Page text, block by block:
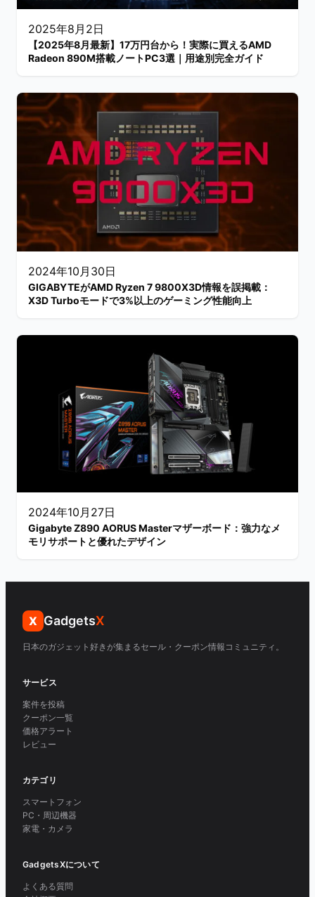
2025年8月2日
【2025年8月最新】17万円台から！実際に買えるAMD
Radeon 890M搭載ノートPC3選｜用途別完全ガイド
2024年10月30日
GIGABYTEがAMD Ryzen 7 9800X3D情報を誤掲載：
X3D Turboモードで3%以上のゲーミング性能向上
2024年10月27日
Gigabyte Z890 AORUS Masterマザーボード：強力なメ
モリサポートと優れたデザイン
X GadgetsX
日本のガジェット好きが集まるセール・クーポン情報コミュニティ。
サービス
案件を投稿
クーポン一覧
価格アラート
レビュー
カテゴリ
スマートフォン
PC・周辺機器
家電・カメラ
GadgetsXについて
よくある質問